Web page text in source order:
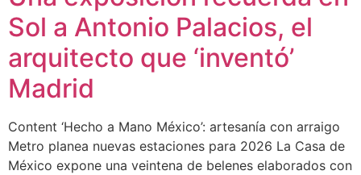
Sol a Antonio Palacios, el
arquitecto que ‘inventó’
Madrid
Content ‘Hecho a Mano México’: artesanía con arraigo
Metro planea nuevas estaciones para 2026 La Casa de
México expone una veintena de belenes elaborados con